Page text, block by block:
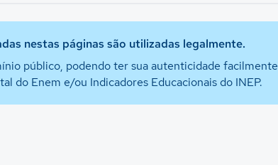
nestas páginas são utilizadas legalmente.
público, podendo ter sua autenticidade facilmente
do Enem e/ou Indicadores Educacionais do INEP.